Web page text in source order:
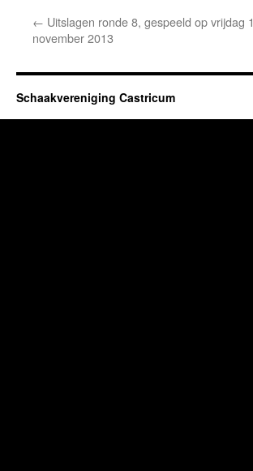
← Uitslagen ronde 8, gespeeld op vrijdag 1
november 2013
Schaakvereniging Castricum